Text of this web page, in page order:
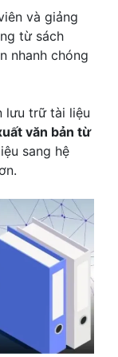
và giảng
từ sách
nhanh chóng
lưu trữ tài liệu
văn bản từ
sang hệ